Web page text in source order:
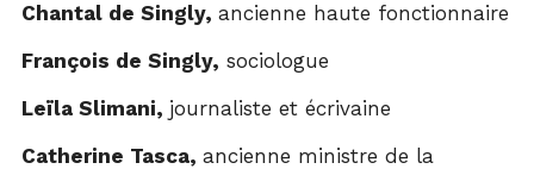
Chantal de Singly, ancienne haute fonctionnaire
François de Singly, sociologue
Leïla Slimani, journaliste et écrivaine
Catherine Tasca, ancienne ministre de la